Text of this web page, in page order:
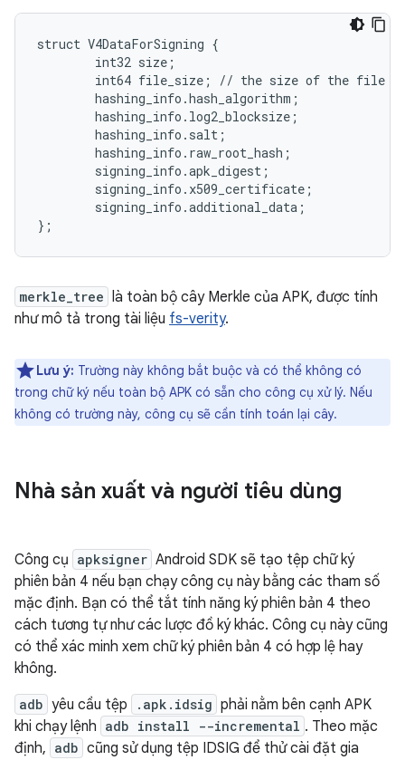
struct V4DataForSigning {
        int32 size;
int64 file_size; // the size of the file
hashing_info.hash_algorithm;
hashing_info.log2_blocksize;
hashing_info.salt;
hashing_info.raw_root_hash;
        signing_info.apk_digest;
        signing_info.x509_certificate;
        signing_info.additional_data;
};
merkle_tree là toàn bộ cây Merkle của APK, được tính
như mô tả trong tài liệu fs-verity.
Lưu ý: Trường này không bắt buộc và có thể không có
trong chữ ký nếu toàn bộ APK có sẵn cho công cụ xử lý. Nếu
không có trường này, công cụ sẽ cần tính toán lại cây.
Nhà sản xuất và người tiêu dùng
Công cụ apksigner Android SDK sẽ tạo tệp chữ ký
phiên bản 4 nếu bạn chạy công cụ này bằng các tham số
mặc định. Bạn có thể tắt tính năng ký phiên bản 4 theo
cách tương tự như các lược đồ ký khác. Công cụ này cũng
có thể xác minh xem chữ ký phiên bản 4 có hợp lệ hay
không.
adb yêu cầu tệp .apk.idsig phải nằm bên cạnh APK
khi chạy lệnh adb install --incremental . Theo mặc
định, adb cũng sử dụng tệp IDSIG để thử cài đặt gia